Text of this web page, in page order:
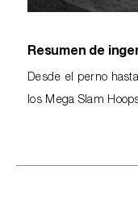
Resumen de
Desde el perno
los Mega Slam